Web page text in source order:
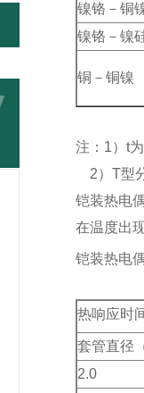
镍铬－铜
镍铬－镍
铜－铜镍
注：1）t
2）T型
铠装热电
在温度出
铠装热电
热响应时
套管直径
2.0